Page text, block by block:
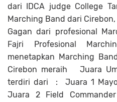
dari IDCA judge College
Marching Band dari Cirebon,
Gagan dari profesional
Fajri Profesional
menetapkan Marching
Cirebon meraih Juara
terdiri dari : Juara 1
Juara 2 Field